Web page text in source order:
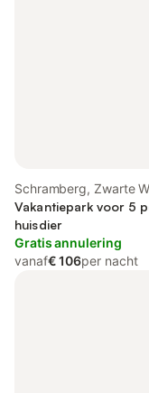
Schramberg, Zwarte
Vakantiepark voor 5
huisdier
Gratis annulering
vanaf€ 106per nacht